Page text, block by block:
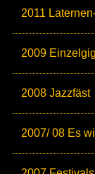
2011
2009
2008 Jazzfäst
2007/ 08 Es